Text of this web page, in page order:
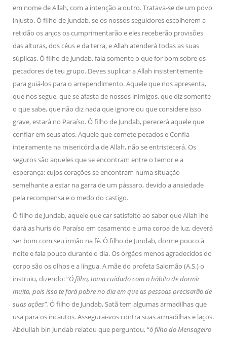
em nome de Allah, com a intenção a outro. Tratava-se de um povo
injusto. Ó filho de Jundab, se os nossos seguidores escolherem a
retidão os anjos os cumprimentarão e eles receberão provisões
das alturas, dos céus e da terra, e Allah atenderá todas as suas
súplicas. Ó filho de Jundab, fala somente o que for bom sobre os
pecadores de teu grupo. Deves suplicar a Allah insistentemente
para guiá-los para o arrependimento. Aquele que nos apresenta,
que nos segue, que se afasta de nossos inimigos, que diz somente
o que sabe, que não diz nada que ignore ou que considere isso
grave, estará no Paraíso. Ó filho de Jundab, perecerá aquele que
confiar em seus atos. Aquele que comete pecados e Confia
inteiramente na misericórdia de Allah, não se entristecerá. Os
seguros são aqueles que se encontram entre o temor e a
esperança; cujos corações se encontram numa situação
semelhante a estar na garra de um pássaro, devido a ansiedade
pela recompensa e o medo do castigo.
Ó filho de Jundab, aquele que car satisfeito ao saber que Allah lhe
dará as huris do Paraíso em casamento e uma coroa de luz, deverá
ser bom com seu irmão na fé. Ó filho de Jundab, dorme pouco à
noite e fala pouco durante o dia. Os órgãos menos agradecidos do
corpo são os olhos e a língua. A mãe do profeta Salomão (A.S.) o
instruiu, dizendo: “Ó filho, toma cuidado com o hábito de dormir
muito, pois isso te fará pobre no dia em que as pessoas precisarão de
suas ações”. Ó filho de Jundab, Satã tem algumas armadilhas que
usa para os incautos. Assegurai-vos contra suas armadilhas e laços.
Abdullah bin Jundab relatou que perguntou, “ó filho do Mensageiro